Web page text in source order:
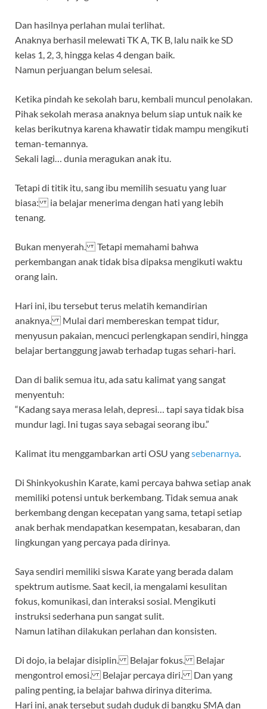
Dan hasilnya perlahan mulai terlihat.
Anaknya berhasil melewati TK A, TK B, lalu naik ke SD
kelas 1, 2, 3, hingga kelas 4 dengan baik.
Namun perjuangan belum selesai.
Ketika pindah ke sekolah baru, kembali muncul penolakan.
Pihak sekolah merasa anaknya belum siap untuk naik ke
kelas berikutnya karena khawatir tidak mampu mengikuti
teman-temannya.
Sekali lagi… dunia meragukan anak itu.
Tetapi di titik itu, sang ibu memilih sesuatu yang luar
biasa: ia belajar menerima dengan hati yang lebih
tenang.
Bukan menyerah. Tetapi memahami bahwa
perkembangan anak tidak bisa dipaksa mengikuti waktu
orang lain.
Hari ini, ibu tersebut terus melatih kemandirian
anaknya. Mulai dari membereskan tempat tidur,
menyusun pakaian, mencuci perlengkapan sendiri, hingga
belajar bertanggung jawab terhadap tugas sehari-hari.
Dan di balik semua itu, ada satu kalimat yang sangat
menyentuh:
“Kadang saya merasa lelah, depresi… tapi saya tidak bisa
mundur lagi. Ini tugas saya sebagai seorang ibu.”
Kalimat itu menggambarkan arti OSU yangsebenarnya
Di Shinkyokushin Karate, kami percaya bahwa setiap anak
memiliki potensi untuk berkembang. Tidak semua anak
berkembang dengan kecepatan yang sama, tetapi setiap
anak berhak mendapatkan kesempatan, kesabaran, dan
lingkungan yang percaya pada dirinya.
Saya sendiri memiliki siswa Karate yang berada dalam
spektrum autisme. Saat kecil, ia mengalami kesulitan
fokus, komunikasi, dan interaksi sosial. Mengikuti
instruksi sederhana pun sangat sulit.
Namun latihan dilakukan perlahan dan konsisten.
Di dojo, ia belajar disiplin. Belajar fokus. Belajar
mengontrol emosi. Belajar percaya diri. Dan yang
paling penting, ia belajar bahwa dirinya diterima.
Hari ini, anak tersebut sudah duduk di bangku SMA dan